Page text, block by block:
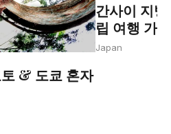
& 도쿄 혼자
간사이 지
립 여행 가
Japan